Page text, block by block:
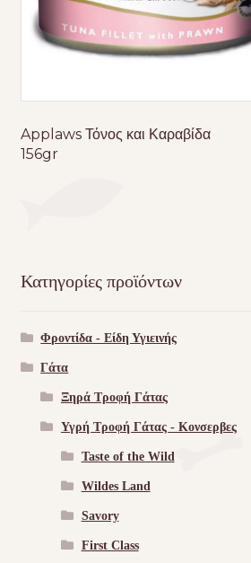
Applaws Τόνος και Καραβίδα
156gr
Κατηγορίες προϊόντων
Φροντίδα - Είδη Υγιεινής
Γάτα
Ξηρά Τροφή Γάτας
Υγρή Τροφή Γάτας - Kονσερβες
Taste of the Wild
Wildes Land
Savory
First Class